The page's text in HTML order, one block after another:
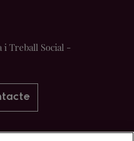
i Treball Social -